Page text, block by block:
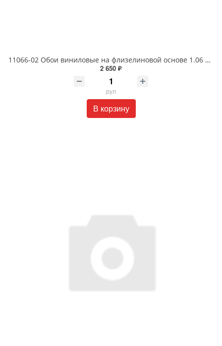
11066-02 Обои виниловые на флизелиновой основе 1.06 X 10м
2 650 ₽
рул
В корзину